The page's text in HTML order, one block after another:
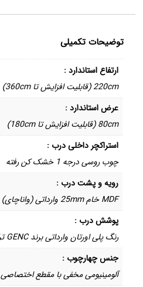
توضیحات تکمیلی
ارتفاع استاندارد :
220cm (قابلیت افزایش تا 360cm)
عرض استاندارد :
80cm (قابلیت افزایش تا 180cm)
استراکچر داخلی درب :
چوب روسی درجه 1 خشک کن رفته
رویه و پشت درب :
MDF خام 25mm وارداتی (واناچای) + CNC
پوشش درب :
رنگ پلی اورتان وارداتی برند GENC ترکیه
جنس چهارچوب :
آلومینیومی مخفی با مقطع اختصاصی